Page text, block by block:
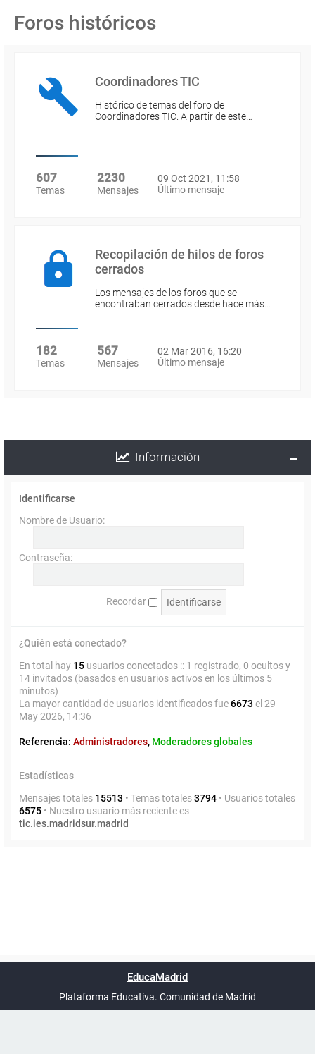
Foros históricos
Coordinadores TIC
Histórico de temas del foro de
Coordinadores TIC. A partir de este…
607
Temas
2230
Mensajes
09 Oct 2021, 11:58
Último mensaje
Recopilación de hilos de foros
cerrados
Los mensajes de los foros que se
encontraban cerrados desde hace más…
182
Temas
567
Mensajes
02 Mar 2016, 16:20
Último mensaje
Información
Identificarse
Nombre de Usuario:
Contraseña:
Recordar
¿Quién está conectado?
En total hay 15 usuarios conectados :: 1 registrado, 0 ocultos y
14 invitados (basados en usuarios activos en los últimos 5
minutos)
La mayor cantidad de usuarios identificados fue6673 el 29
May 2026, 14:36
Referencia: Administradores, Moderadores globales
Estadísticas
Mensajes totales 15513 • Temas totales3794 • Usuarios totales
6575 • Nuestro usuario más reciente es
tic.ies.madridsur.madrid
UTC+02:00
phpBB España
EducaMadrid
Plataforma Educativa. Comunidad de Madrid